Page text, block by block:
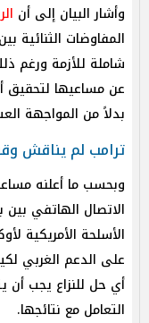
وأشار البيان إلى أن
المفاوضات
شاملة للأزمة ورغم
عن مساعيها لتحقيق
بدلاً من المواجهة
ترامب لم يناقش
وبحسب ما أعلنه
الاتصال الهاتفي
الأسلحة الأمريكية
على الدعم الغربي
أي حل للنزاع يجب أن
التعامل مع نتائجها.